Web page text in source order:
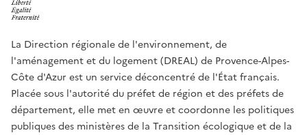
La Direction régionale de l'environnement, de
l'aménagement et du logement (DREAL) de Provence-Alpes-
Côte d'Azur est un service déconcentré de l'État français.
Placée sous l'autorité du préfet de région et des préfets de
département, elle met en œuvre et coordonne les politiques
publiques des ministères de la Transition écologique et de la